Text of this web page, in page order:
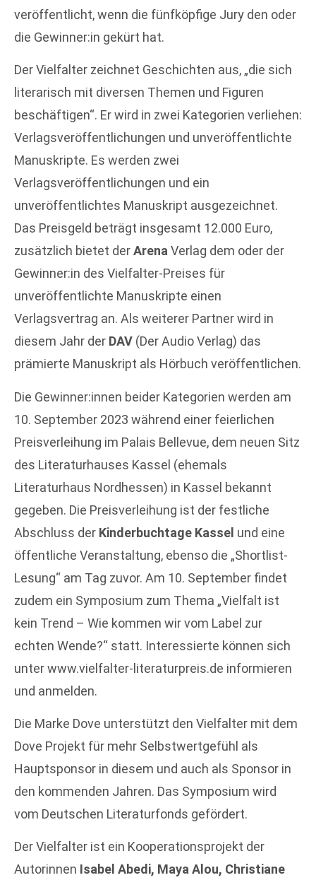
veröffentlicht, wenn die fünfköpfige Jury den oder
die Gewinner:in gekürt hat.
Der Vielfalter zeichnet Geschichten aus, „die sich
literarisch mit diversen Themen und Figuren
beschäftigen“. Er wird in zwei Kategorien verliehen:
Verlagsveröffentlichungen und unveröffentlichte
Manuskripte. Es werden zwei
Verlagsveröffentlichungen und ein
unveröffentlichtes Manuskript ausgezeichnet.
Das Preisgeld beträgt insgesamt 12.000 Euro,
zusätzlich bietet derArena Verlag dem oder der
Gewinner:in des Vielfalter-Preises für
unveröffentlichte Manuskripte einen
Verlagsvertrag an. Als weiterer Partner wird in
diesem Jahr der DAV (Der Audio Verlag) das
prämierte Manuskript als Hörbuch veröffentlichen.
Die Gewinner:innen beider Kategorien werden am
10. September 2023 während einer feierlichen
Preisverleihung im Palais Bellevue, dem neuen Sitz
des Literaturhauses Kassel (ehemals
Literaturhaus Nordhessen) in Kassel bekannt
gegeben. Die Preisverleihung ist der festliche
Abschluss der Kinderbuchtage Kassel und eine
öffentliche Veranstaltung, ebenso die „Shortlist-
Lesung“ am Tag zuvor. Am 10. September findet
zudem ein Symposium zum Thema „Vielfalt ist
kein Trend – Wie kommen wir vom Label zur
echten Wende?“ statt. Interessierte können sich
unter www.vielfalter-literaturpreis.de informieren
und anmelden.
Die Marke Dove unterstützt den Vielfalter mit dem
Dove Projekt für mehr Selbstwertgefühl als
Hauptsponsor in diesem und auch als Sponsor in
den kommenden Jahren. Das Symposium wird
vom Deutschen Literaturfonds gefördert.
Der Vielfalter ist ein Kooperationsprojekt der
Autorinnen Isabel Abedi, Maya Alou, Christiane